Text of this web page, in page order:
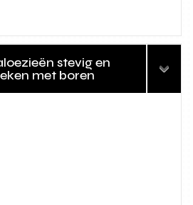
stevig en
met boren